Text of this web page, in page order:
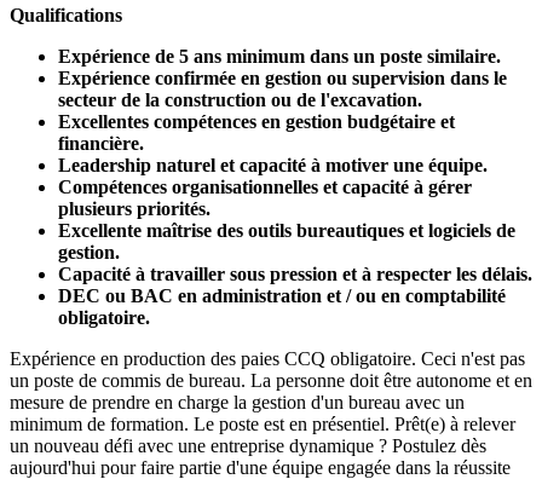
Qualifications
Expérience de 5 ans minimum dans un poste similaire.
Expérience confirmée en gestion ou supervision dans le
secteur de la construction ou de l'excavation.
Excellentes compétences en gestion budgétaire et
financière.
Leadership naturel et capacité à motiver une équipe.
Compétences organisationnelles et capacité à gérer
plusieurs priorités.
Excellente maîtrise des outils bureautiques et logiciels de
gestion.
Capacité à travailler sous pression et à respecter les délais.
DEC ou BAC en administration et / ou en comptabilité
obligatoire.
Expérience en production des paies CCQ obligatoire. Ceci n'est pas
un poste de commis de bureau. La personne doit être autonome et en
mesure de prendre en charge la gestion d'un bureau avec un
minimum de formation. Le poste est en présentiel. Prêt(e) à relever
un nouveau défi avec une entreprise dynamique ? Postulez dès
aujourd'hui pour faire partie d'une équipe engagée dans la réussite